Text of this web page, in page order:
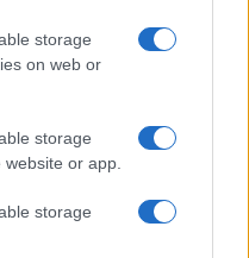
storage
on web or
storage
or app.
storage
e classifiche su
Formula 1,